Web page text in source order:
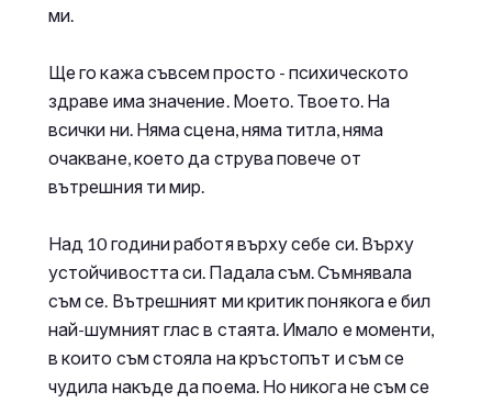
ми.
Ще го кажа съвсем просто - психическото
здраве има значение. Моето. Твоето. На
всички ни. Няма сцена, няма титла, няма
очакване, което да струва повече от
вътрешния ти мир.
Над 10 години работя върху себе си. Върху
устойчивостта си. Падала съм. Съмнявала
съм се. Вътрешният ми критик понякога е бил
най-шумният глас в стаята. Имало е моменти,
в които съм стояла на кръстопът и съм се
чудила накъде да поема. Но никога не съм се